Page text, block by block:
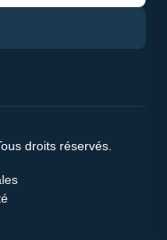
droits réservés.